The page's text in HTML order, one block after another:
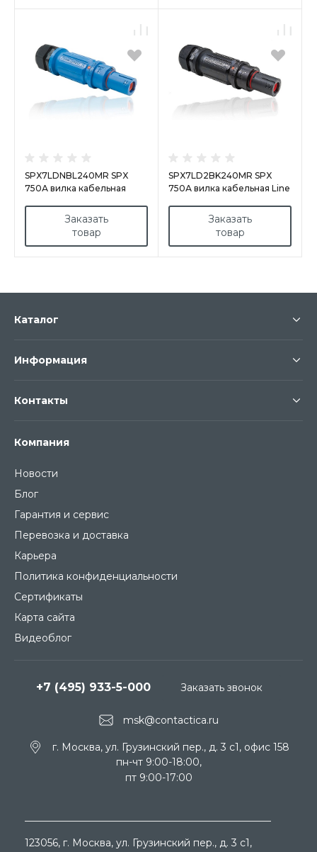
SPX7LDNBL240MR SPX
750А вилка кабельная
Заказать
товар
SPX7LD2BK240MR SPX
750А вилка кабельная Line
Заказать
товар
Компания
Новости
Блог
Гарантия и сервис
Перевозка и доставка
Карьера
Политика конфиденциальности
Сертификаты
Карта сайта
Видеоблог
Каталог
Информация
Контакты
msk@contactica.ru
+7 (495) 933-5-000
г. Москва, ул. Грузинский пер., д. 3 c1, офис 158
пн-чт 9:00-18:00,
пт 9:00-17:00
Заказать звонок
123056, г. Москва, ул. Грузинский пер., д. 3 c1,